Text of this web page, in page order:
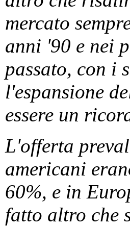
mercato
anni '90 e nei
passato, con i
l'espansione
essere un
L'offerta
americani
60%, e in
fatto altro che